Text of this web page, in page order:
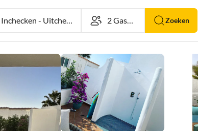
- Uitchecken Zoeken